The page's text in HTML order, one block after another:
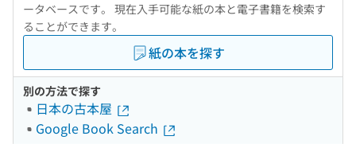
ータベースです。 現在入手可能な紙の本と電子書籍を検索す
ることができます。
紙の本を探す
別の方法で探す
日本の古本屋
Google Book Search